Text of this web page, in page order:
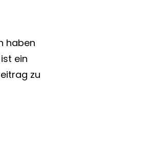
haben
ein
zu